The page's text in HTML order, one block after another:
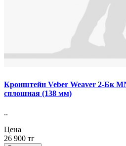
Кронштейн Veber Weaver 2-Бк
сплошная (138 мм)
..
Цена
26 900 тг